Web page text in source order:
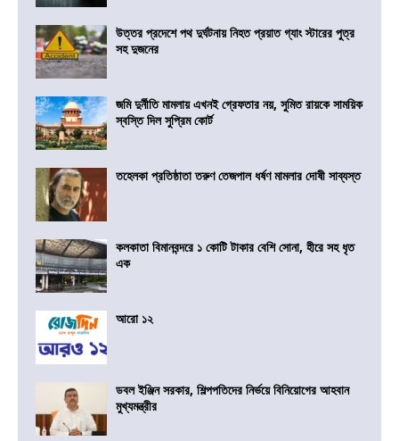
উত্তর প্রদেশে পথ দুর্ঘটনায় নিহত প্রয়াত গ্যাং স্টারের পুত্র
সহ দুজনের
জমি দুর্নীতি মামলায় এখনই গ্রেফতার নয়, সুমিত রায়কে সাময়িক
স্বস্তি দিল সুপ্রিম কোর্ট
তহেলকা প্রতিষ্ঠাতা তরুণ তেজপাল ধর্ষণ মামলার দোষী সাব্যস্ত
কলকাতা বিমানবন্দরে ১ কোটি টাকার বেশি সোনা, হীরে সহ ধৃত
এক
আরো ১২
ডবল ইঞ্জিন সরকার, শিল্পপতিদের নির্ভয়ে বিনিয়োগের আহবান
মুখ্যমন্ত্রীর